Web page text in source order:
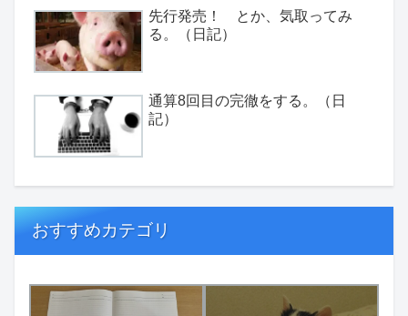
先行発売！ とか、気取ってみ
る。（日記）
通算8回目の完徹をする。（日
記）
おすすめカテゴリ